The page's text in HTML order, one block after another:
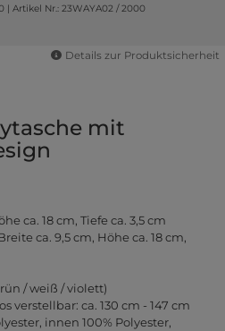
| Artikel Nr.: 23WAYA02 / 2000
Details zur Produktsicherheit
mit
ca. 18 cm, Tiefe ca. 3,5 cm
ca. 9,5 cm, Höhe ca. 18 cm,
/ weiß / violett)
verstellbar: ca. 130 cm - 147 cm
innen 100% Polyester,